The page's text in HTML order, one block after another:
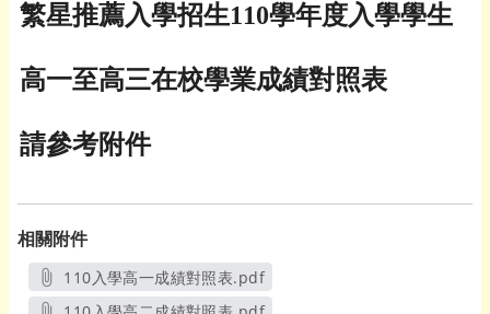
繁星推薦入學招生110學年度入學學生
高一至高三在校學業成績對照表
請參考附件
相關附件
110入學高一成績對照表.pdf
另開新視窗